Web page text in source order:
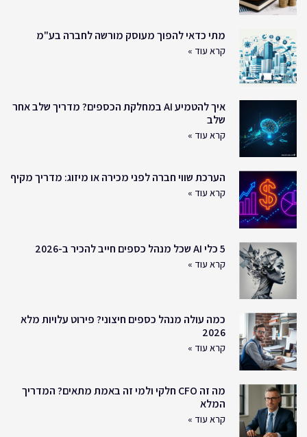
מתי כדאי להפוך מעוסק מורשה לחברה בע"מ
קרא עוד »
איך להטמיע AI במחלקת הכספים? מדריך שלב אחר
שלב
קרא עוד »
הערכת שווי חברה לפני מכירה או מיזוג: מדריך מקיף
קרא עוד »
5 כלי AI שכל מנהל כספים חייב להכיר ב-2026
קרא עוד »
כמה עולה מנהל כספים חיצוני? פירוט עלויות מלא
2026
קרא עוד »
מה זה CFO חלקי ולמי זה באמת מתאים? המדריך
המלא
קרא עוד »